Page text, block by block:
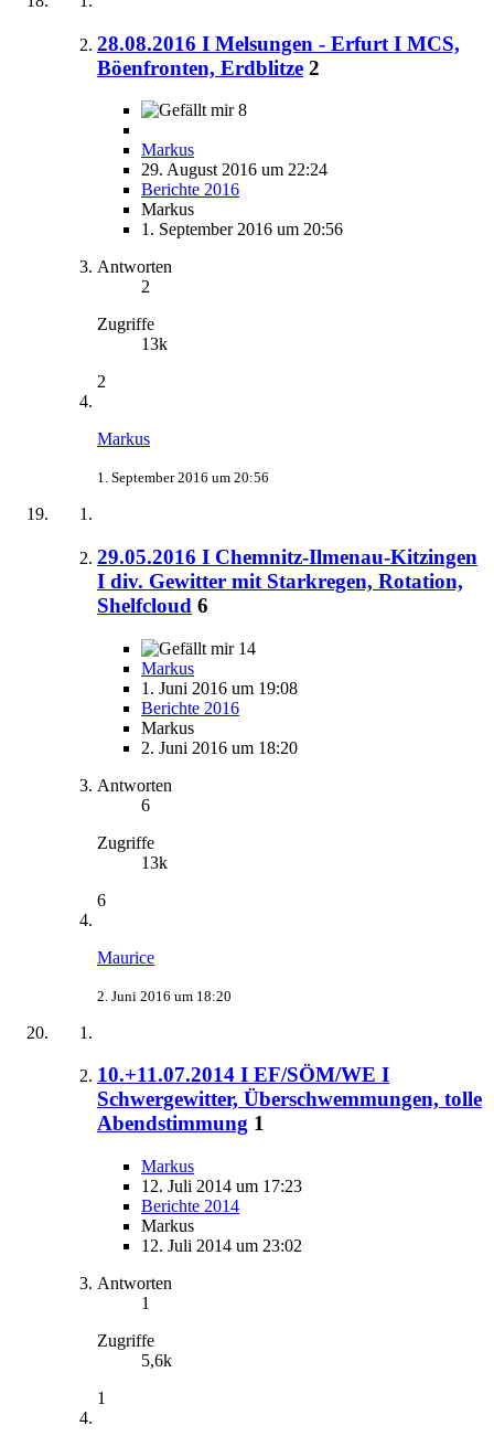
28.08.2016 I Melsungen - Erfurt I MCS,
Böenfronten, Erdblitze 2
8
Markus
29. August 2016 um 22:24
Berichte 2016
Markus
1. September 2016 um 20:56
Antworten
2
Zugriffe
13k
2
Markus
1. September 2016 um 20:56
29.05.2016 I Chemnitz-Ilmenau-Kitzingen
I div. Gewitter mit Starkregen, Rotation,
Shelfcloud 6
14
Markus
1. Juni 2016 um 19:08
Berichte 2016
Markus
2. Juni 2016 um 18:20
Antworten
6
Zugriffe
13k
6
Maurice
2. Juni 2016 um 18:20
10.+11.07.2014 I EF/SÖM/WE I
Schwergewitter, Überschwemmungen, tolle
Abendstimmung 1
Markus
12. Juli 2014 um 17:23
Berichte 2014
Markus
12. Juli 2014 um 23:02
Antworten
1
Zugriffe
5,6k
1